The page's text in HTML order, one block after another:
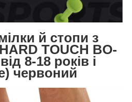
й стопи з
TOUCH BO-
8-18 років і
червоний